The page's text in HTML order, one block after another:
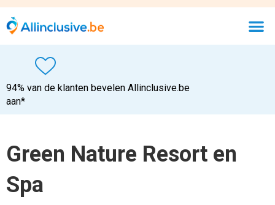
94% van de klanten bevelen Allinclusive.be
aan*
Green Nature Resort en
Spa